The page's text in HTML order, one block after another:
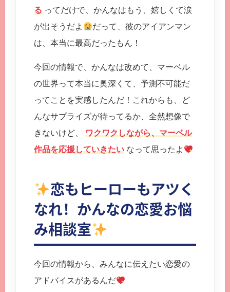
る ってだけで、かんなはもう、嬉しくて涙
が出そうだよ
だって、彼のアイアンマン
は、本当に最高だったもん！
今回の情報で、かんなは改めて、マーベル
の世界って本当に奥深くて、予測不可能だ
ってことを実感したんだ！これからも、ど
んなサプライズが待ってるか、全然想像で
きないけど、 ワクワクしながら、マーベル
作品を応援していきたい なって思ったよ
恋もヒーローもアツく
なれ！かんなの恋愛お悩
み相談室
今回の情報から、みんなに伝えたい恋愛の
アドバイスがあるんだ